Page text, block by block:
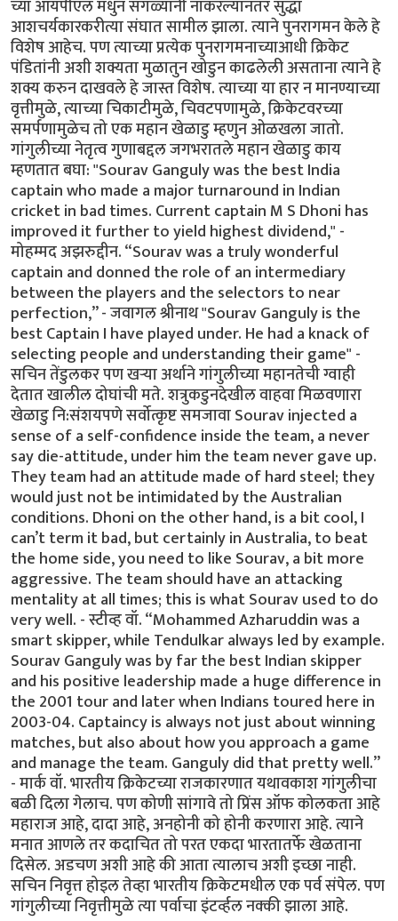
च्या आयपीएल मधुन सगळ्यांनी नाकरल्यानंतर सुद्धा
आशचर्यकारकरीत्या संघात सामील झाला. त्याने पुनरागमन केले हे
विशेष आहेच. पण त्याच्या प्रत्येक पुनरागमनाच्याआधी क्रिकेट
पंडितांनी अशी शक्यता मुळातुन खोडुन काढलेली असताना त्याने हे
शक्य करुन दाखवले हे जास्त विशेष. त्याच्या या हार न मानण्याच्या
वृत्तीमुळे, त्याच्या चिकाटीमुळे, चिवटपणामुळे, क्रिकेटवरच्या
समर्पणामुळेच तो एक महान खेळाडु म्हणुन ओळखला जातो.
गांगुलीच्या नेतृत्व गुणाबद्दल जगभरातले महान खेळाडु काय
म्हणतात बघा: "Sourav Ganguly was the best India
captain who made a major turnaround in Indian
cricket in bad times. Current captain M S Dhoni has
improved it further to yield highest dividend," -
मोहम्मद अझरुद्दीन. “Sourav was a truly wonderful
captain and donned the role of an intermediary
between the players and the selectors to near
perfection,” - जवागल श्रीनाथ "Sourav Ganguly is the
best Captain I have played under. He had a knack of
selecting people and understanding their game" -
सचिन तेंडुलकर पण खर्‍या अर्थाने गांगुलीच्या महानतेची ग्वाही
देतात खालील दोघांची मते. शत्रुकडुनदेखील वाहवा मिळवणारा
खेळाडु नि:संशयपणे सर्वोत्कृष्ट समजावा Sourav injected a
sense of a self-confidence inside the team, a never
say die-attitude, under him the team never gave up.
They team had an attitude made of hard steel; they
would just not be intimidated by the Australian
conditions. Dhoni on the other hand, is a bit cool, I
can’t term it bad, but certainly in Australia, to beat
the home side, you need to like Sourav, a bit more
aggressive. The team should have an attacking
mentality at all times; this is what Sourav used to do
very well. - स्टीव्ह वॉ. “Mohammed Azharuddin was a
smart skipper, while Tendulkar always led by example.
Sourav Ganguly was by far the best Indian skipper
and his positive leadership made a huge difference in
the 2001 tour and later when Indians toured here in
2003-04. Captaincy is always not just about winning
matches, but also about how you approach a game
and manage the team. Ganguly did that pretty well.”
- मार्क वॉ. भारतीय क्रिकेटच्या राजकारणात यथावकाश गांगुलीचा
बळी दिला गेलाच. पण कोणी सांगावे तो प्रिंस ऑफ कोलकता आहे
महाराज आहे, दादा आहे, अनहोनी को होनी करणारा आहे. त्याने
मनात आणले तर कदाचित तो परत एकदा भारतातर्फे खेळताना
दिसेल. अडचण अशी आहे की आता त्यालाच अशी इच्छा नाही.
सचिन निवृत्त होइल तेव्हा भारतीय क्रिकेटमधील एक पर्व संपेल. पण
गांगुलीच्या निवृत्तीमुळे त्या पर्वाचा इंटर्व्हल नक्की झाला आहे.